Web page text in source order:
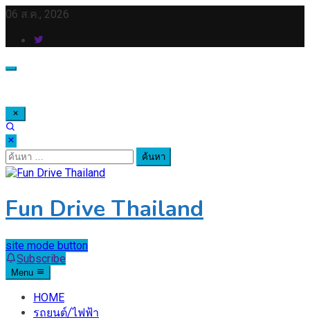
Skip
content
06 ส.ค., 2026
ค้นหา
สำหรับ:
Fun Drive Thailand
site mode button
Subscribe
Menu
HOME
รถยนต์/ไฟฟ้า